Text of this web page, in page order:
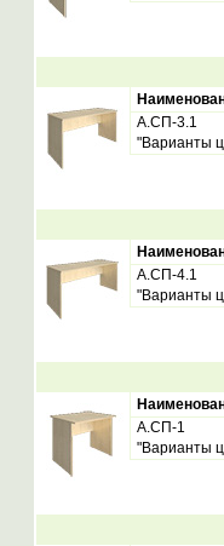
А.СП-3.1
"Варианты
А.СП-4.1
"Варианты
А.СП-1
"Варианты